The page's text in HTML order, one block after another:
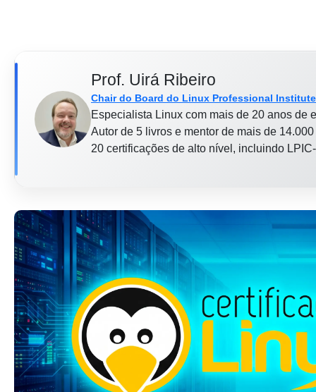
Prof. Uirá Ribeiro
Chair do Board do Linux Professional Institute
Especialista Linux com mais de 20 anos de
Autor de 5 livros e mentor de mais de
20 certificações de alto nível, incluindo